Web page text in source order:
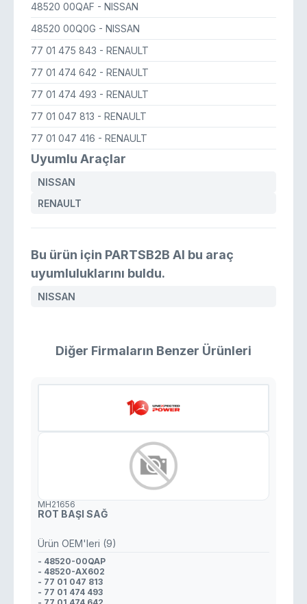
48520 00QAF - NISSAN
48520 00Q0G - NISSAN
77 01 475 843 - RENAULT
77 01 474 642 - RENAULT
77 01 474 493 - RENAULT
77 01 047 813 - RENAULT
77 01 047 416 - RENAULT
Uyumlu Araçlar
NISSAN
RENAULT
Bu ürün için PARTSB2B AI bu araç
uyumluluklarını buldu.
NISSAN
Diğer Firmaların Benzer Ürünleri
MH21656
ROT BAŞI SAĞ
Ürün OEM'leri (9)
- 48520-00QAP
- 48520-AX602
- 77 01 047 813
- 77 01 474 493